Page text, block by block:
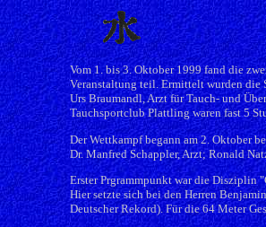
Vom 1. bis 3. Oktober 1999 fand die
Veranstaltung teil. Ermittelt wurden die
Urs Braumandl, Arzt für Tauch- und
Tauchsportclub Plattling waren fast 5
Der Wettkampf begann am 2. Oktober
Dr. Manfred Schappler, Arzt; Ronald
Erster Prgrammpunkt war die Disziplin
Hier setzte sich bei den Herren
Deutscher Rekord). Für die 64 Meter